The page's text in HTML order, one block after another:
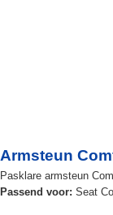
Armsteun
Pasklare armsteun
Passend voor: Seat